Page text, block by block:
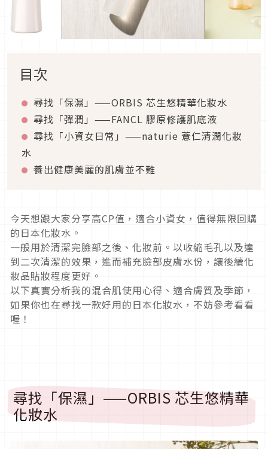
目次
尋找「保濕」——ORBIS 芯生悠精華化妝水
尋找「彈潤」——FANCL 膠原修護肌底液
尋找「小資女日常」——naturie 薏仁清潤化妝
水
養出健康美麗的肌膚並不難
今天想跟大家分享高CP值，適合小資女，值得無限回購
的日本化妝水。
一般用於清潔完臉部之後、化妝前。以收縮毛孔以及達
到二次清潔的效果，進而補充臉部皮膚水份，讓後續化
妝品貼妝程度更好。
以下真實分析我的混合肌使用心得、適合膚質及季節，
如果你也在尋找一款好用的日本化妝水，不妨參考看看
喔！
尋找「保濕」——ORBIS 芯生悠精華
化妝水